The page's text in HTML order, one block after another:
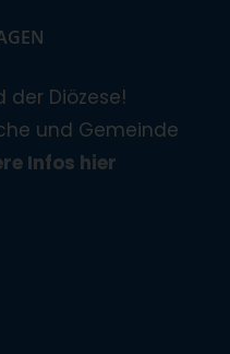
der Diözese!
und Gemeinde
Infos hier